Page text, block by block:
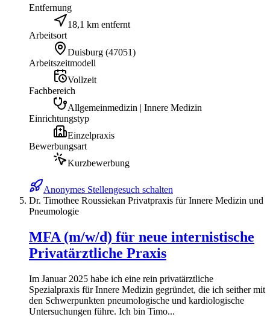
Entfernung
18,1 km entfernt
Arbeitsort
Duisburg (47051)
Arbeitszeitmodell
Vollzeit
Fachbereich
Allgemeinmedizin | Innere Medizin
Einrichtungstyp
Einzelpraxis
Bewerbungsart
Kurzbewerbung
Anonymes Stellengesuch schalten
Dr. Timothee Roussiekan Privatpraxis für Innere Medizin und
Pneumologie
MFA (m/w/d) für neue internistische
Privatärztliche Praxis
Im Januar 2025 habe ich eine rein privatärztliche
Spezialpraxis für Innere Medizin gegründet, die ich seither mit
den Schwerpunkten pneumologische und kardiologische
Untersuchungen führe. Ich bin Timo...